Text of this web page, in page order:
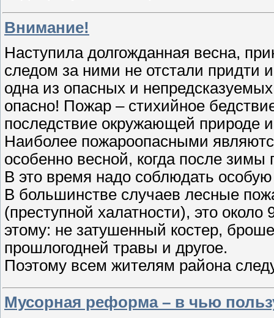
Внимание!
Наступила долгожданная весна,
следом за ними не отстали придти
одна из опасных и
опасно! Пожар – стихийное
последствие окружающей природе
Наиболее пожароопасными
особенно весной, когда после
В это время надо соблюдать
В большинстве случаев лесные
(преступной халатности), это
этому: не затушенный костер,
прошлогодней травы и другое.
Поэтому всем жителям района
Мусорная реформа – в чью